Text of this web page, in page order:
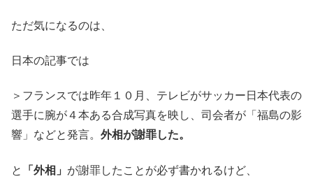
ただ気になるのは、
日本の記事では
＞フランスでは昨年１０月、テレビがサッカー日本代表の
選手に腕が４本ある合成写真を映し、司会者が「福島の影
響」などと発言。 外相が謝罪した。
と 「外相」 が謝罪したことが必ず書かれるけど、